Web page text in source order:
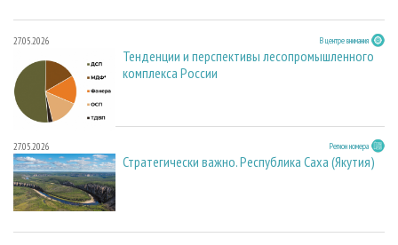
27.05.2026 В центре внимания
Тенденции и перспективы лесопромышленного
комплекса России
27.05.2026 Регион номера
Стратегически важно. Республика Саха (Якутия)